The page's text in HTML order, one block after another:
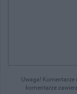
Uwaga! Komentarze
komentarze